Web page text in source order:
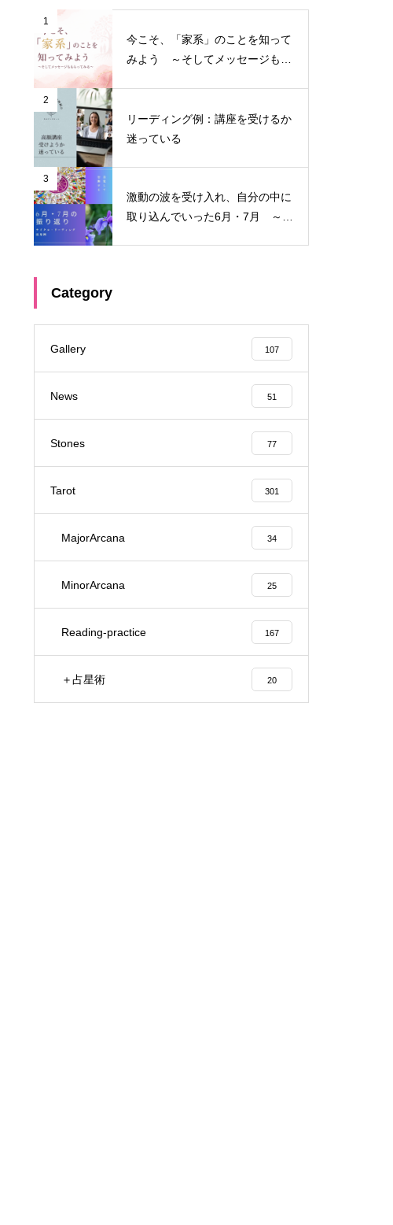
1
今こそ、「家系」のことを知って
みよう ～そしてメッセージもも
2
リーディング例：講座を受けるか
迷っている
3
激動の波を受け入れ、自分の中に
取り込んでいった6月・7月 ～サ
Category
Gallery 107
News 51
Stones 77
Tarot 301
MajorArcana 34
MinorArcana 25
Reading-practice 167
＋占星術 20